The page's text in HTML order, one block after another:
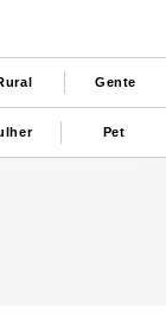
Gente
Pet